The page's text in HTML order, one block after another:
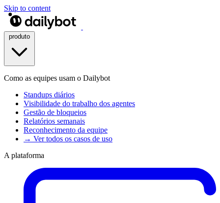
Skip to content
Como as equipes usam o Dailybot
Standups diários
Visibilidade do trabalho dos agentes
Gestão de bloqueios
Relatórios semanais
Reconhecimento da equipe
→ Ver todos os casos de uso
A plataforma